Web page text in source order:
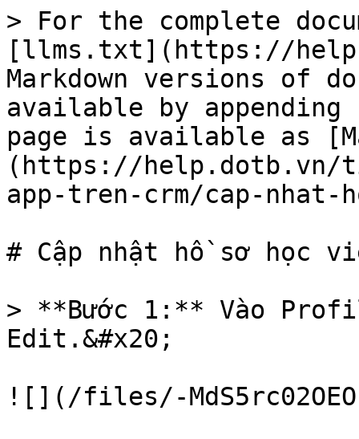
> For the complete
[llms.txt](https://
Markdown versions of
available by
page is available as
(https://help.dotb.vn/
app-tren-crm/cap-nhat-
# Cập nhật hồ sơ học
> **Bước 1:** Vào
Edit.&#x20;
![](/files/-